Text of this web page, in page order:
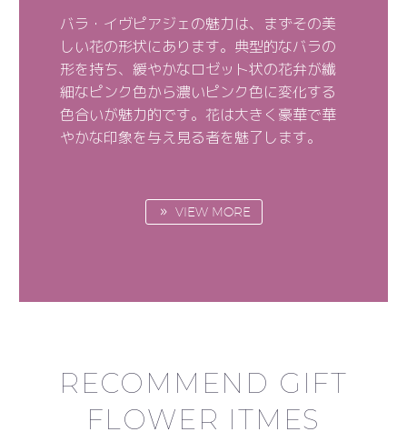
バラ・イヴピアジェの魅力は、まずその美
しい花の形状にあります。典型的なバラの
形を持ち、緩やかなロゼット状の花弁が繊
細なピンク色から濃いピンク色に変化する
色合いが魅力的です。花は大きく豪華で華
やかな印象を与え見る者を魅了します。
VIEW MORE
RECOMMEND GIFT
FLOWER ITMES